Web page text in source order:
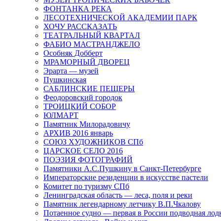
ФОНТАНКА РЕКА
ЛЕСОТЕХНИЧЕСКОЙ АКАДЕМИИ ПАРК
ХОЧУ РАССКАЗАТЬ
ТЕАТРАЛЬНЫЙ КВАРТАЛ
ФАБИО МАСТРАНДЖЕЛО
Особняк Добберт
МРАМОРНЫЙ ДВОРЕЦ
Эрарта — музей
Пушкинская
САБЛИНСКИЕ ПЕЩЕРЫ
Феодоровский городок
ТРОИЦКИЙ СОБОР
ЮЛМАРТ
Памятник Милорадовичу
АРХИВ 2016 январь
СОЮЗ ХУДОЖНИКОВ СПб
ЦАРСКОЕ СЕЛО 2016
ПОЭЗИЯ ФОТОГРАФИЙ
Памятники А.С.Пушкину в Санкт-Петербурге
Императорские резиденции в искусстве пастели
Комитет по туризму СПб
Ленинградская область — леса, поля и реки
Памятник легендарному летчику В.П.Чкалову
Потаенное судно — первая в России подводная